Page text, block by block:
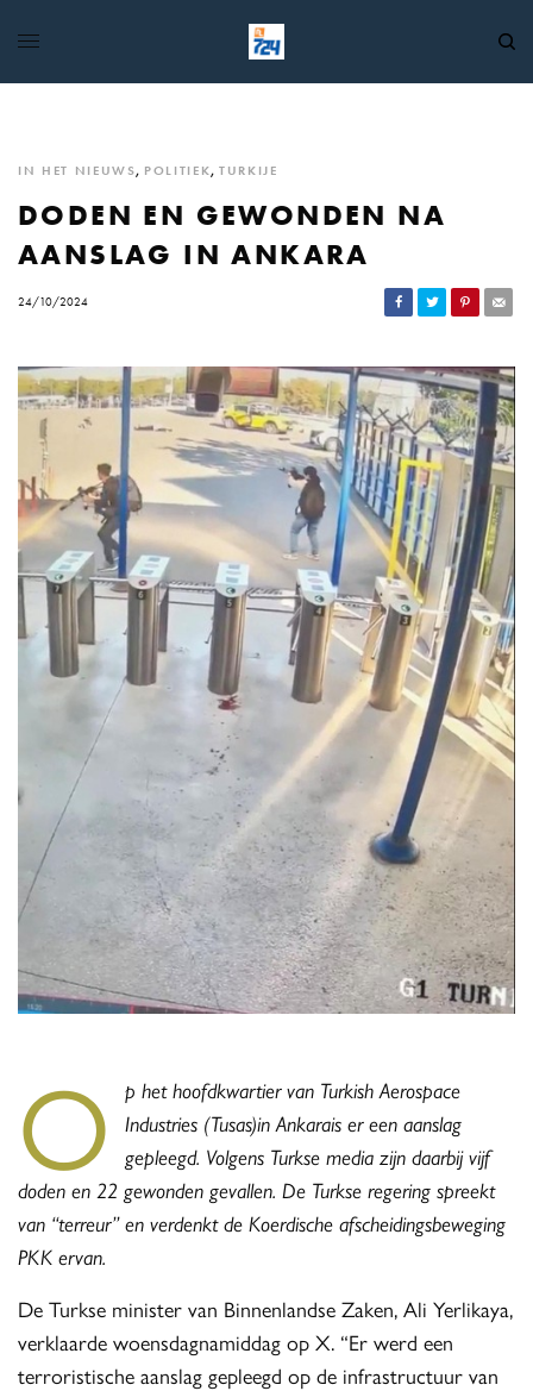
IN HET NIEUWS, POLITIEK, TURKIJE
DODEN EN GEWONDEN NA
AANSLAG IN ANKARA
24/10/2024
O
p het hoofdkwartier van Turkish Aerospace
Industries (Tusas)in Ankarais er een aanslag
gepleegd. Volgens Turkse media zijn daarbij vijf
doden en 22 gewonden gevallen. De Turkse regering spreekt
van “terreur” en verdenkt de Koerdische afscheidingsbeweging
PKK ervan.
De Turkse minister van Binnenlandse Zaken, Ali Yerlikaya,
verklaarde woensdagnamiddag op X. “Er werd een
terroristische aanslag gepleegd op de infrastructuur van